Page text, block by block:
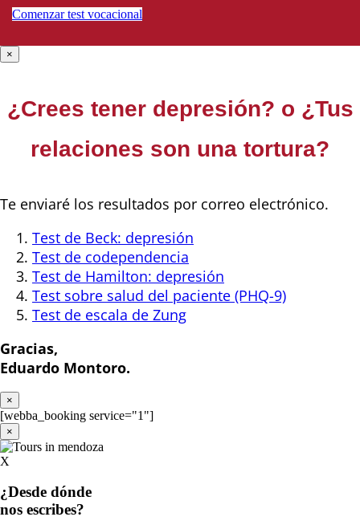
Comenzar test vocacional
×
¿Crees tener depresión? o ¿Tus
relaciones son una tortura?
Te enviaré los resultados por correo electrónico.
Test de Beck: depresión
Test de codependencia
Test de Hamilton: depresión
Test sobre salud del paciente (PHQ-9)
Test de escala de Zung
Gracias,
Eduardo Montoro.
×
[webba_booking service="1"]
×
X
¿Desde dónde
nos escribes?